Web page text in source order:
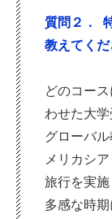
質問２．
教えてくだ
どのコー
わせた大学
グローバ
メリカシ
旅行を実施
多感な時